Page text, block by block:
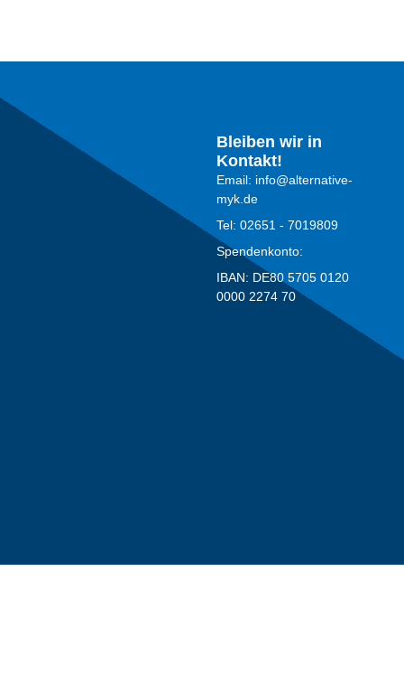
Bleiben wir in
Kontakt!
Email: info@alternative-
myk.de
Tel: 02651 - 7019809
Spendenkonto:
IBAN: DE80 5705 0120
0000 2274 70